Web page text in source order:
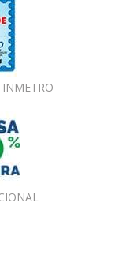
INMETRO